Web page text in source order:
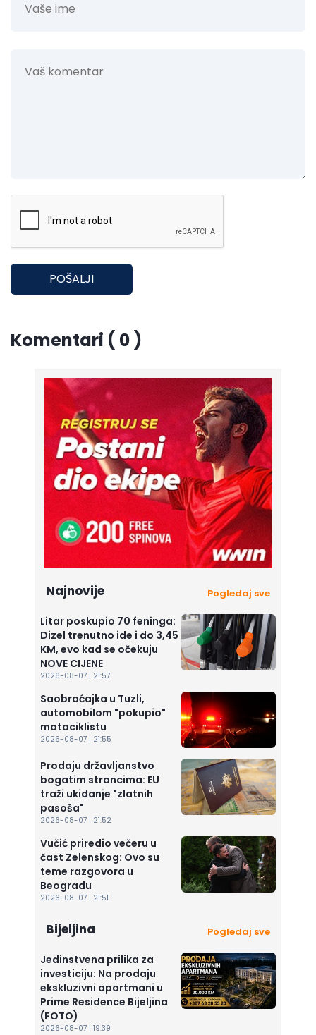
POŠALJI
Komentari ( 0 )
Najnovije Pogledaj sve
Litar poskupio 70 feninga:
Dizel trenutno ide i do 3,45
KM, evo kad se očekuju
NOVE CIJENE
2026-08-07 | 21:57
Saobraćajka u Tuzli,
automobilom "pokupio"
motociklistu
2026-08-07 | 21:55
Prodaju državljanstvo
bogatim strancima: EU
traži ukidanje "zlatnih
pasoša"
2026-08-07 | 21:52
Vučić priredio večeru u
čast Zelenskog: Ovo su
teme razgovora u
Beogradu
2026-08-07 | 21:51
Bijeljina Pogledaj sve
Jedinstvena prilika za
investiciju: Na prodaju
ekskluzivni apartmani u
Prime Residence Bijeljina
(FOTO)
2026-08-07 | 19:39